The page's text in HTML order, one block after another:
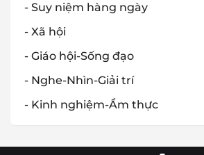
- Suy niệm hàng ngày
- Xã hội
- Giáo hội-Sống đạo
- Nghe-Nhìn-Giải trí
- Kinh nghiệm-Ẩm thực